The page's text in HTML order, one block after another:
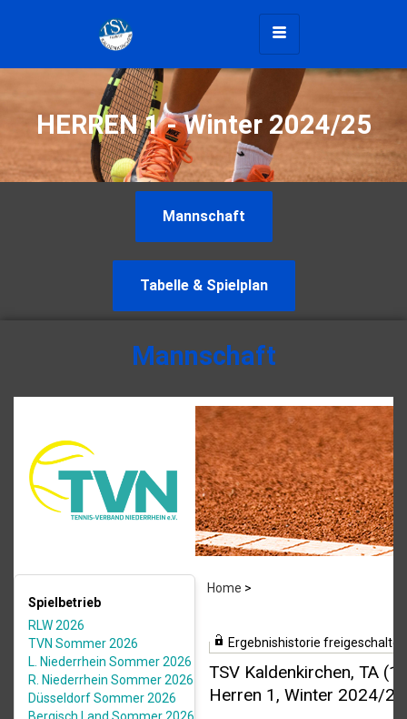
HERREN 1 - Winter 2024/25
Mannschaft
Tabelle & Spielplan
Mannschaft